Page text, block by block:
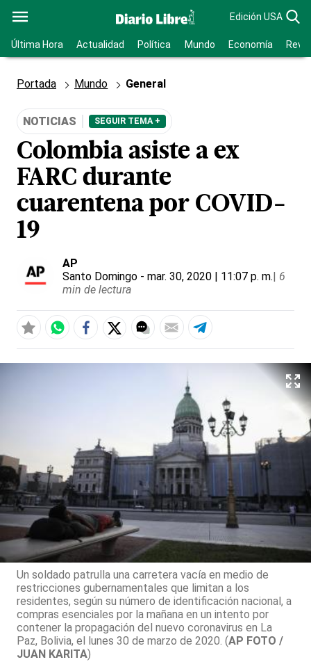
Edición USA
Última Hora Actualidad Política Mundo Economía
Portada Mundo General
NOTICIAS SEGUIR TEMA +
Colombia asiste a ex
FARC durante
cuarentena por COVID-
19
AP
Santo Domingo - mar. 30, 2020 | 11:07 p. m.| 6
min de lectura
Un soldado patrulla una carretera vacía en medio de
restricciones gubernamentales que limitan a los
residentes, según su número de identificación nacional, a
compras esenciales por la mañana en un intento por
contener la propagación del nuevo coronavirus en La
Paz, Bolivia, el lunes 30 de marzo de 2020. (AP FOTO /
JUAN KARITA)